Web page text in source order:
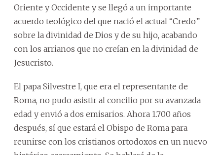
Oriente y Occidente y se llegó a un importante
acuerdo teológico del que nació el actual “Credo”
sobre la divinidad de Dios y de su hijo, acabando
con los arrianos que no creían en la divinidad de
Jesucristo.
El papa Silvestre I, que era el representante de
Roma, no pudo asistir al concilio por su avanzada
edad y envió a dos emisarios. Ahora 1.700 años
después, sí que estará el Obispo de Roma para
reunirse con los cristianos ortodoxos en un nuevo